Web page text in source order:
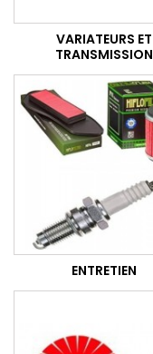
VARIATEURS ET
TRANSMISSION
ENTRETIEN